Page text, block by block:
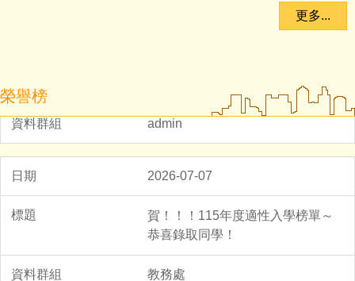
戲劇比賽實施要點」
更多...
榮譽榜
2026-07-07
賀！！！115年度適性入學榜單～
恭喜錄取同學！
教務處